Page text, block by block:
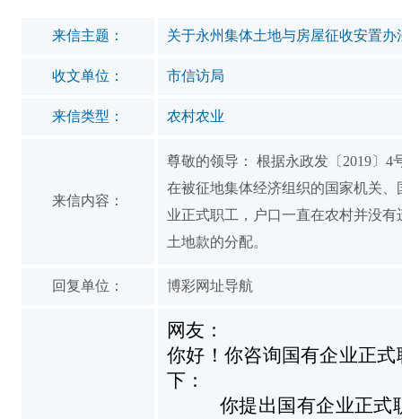
来信主题： 关于永州集体土地与房屋征收安置办
收文单位： 市信访局
来信类型： 农村农业
来信内容：
尊敬的领导： 根据永政发〔2019〕
在被征地集体经济组织的国家机关
业正式职工，户口一直在农村并没
土地款的分配。
回复单位： 博彩网址导航
网友：
你好！ 你咨询国有企业正
下：
你提出国有企业正式